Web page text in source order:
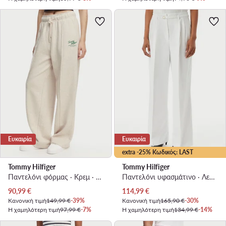
Ευκαιρία
Tommy Hilfiger
Παντελόνι φόρμας · Κρεμ · Relaxed Fit
Τρέχουσα τιμή
90,99€
Κανονική τιμή149,99 €-39%
Η χαμηλότερη τιμή97,99 €-7%
extra -25% Κωδικός: LAST
Ευκαιρία
Tommy Hilfiger
Παντελόνι υφασμάτινο · Λευκό · Regular Fit
Τρέχουσα τιμή
114,99€
Κανονική τιμή165,90 €-30%
Η χαμηλότερη τιμή134,99 €-14%